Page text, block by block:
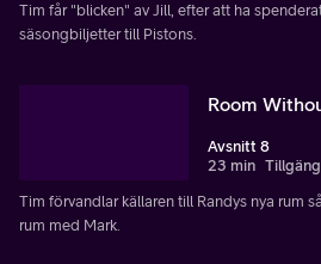
Tim får "blicken" av Jill, efter att ha
säsongbiljetter till Pistons.
Room
Avsnitt 8
23 min
Tim förvandlar källaren till Randys nya rum
rum med Mark.